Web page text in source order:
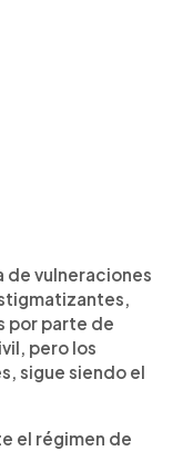
de vulneraciones
por parte de
pero los
sigue siendo el
el régimen de